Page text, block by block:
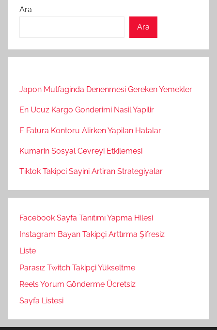
Ara
Ara
Japon Mutfaginda Denenmesi Gereken Yemekler
En Ucuz Kargo Gonderimi Nasil Yapilir
E Fatura Kontoru Alirken Yapilan Hatalar
Kumarin Sosyal Cevreyi Etkilemesi
Tiktok Takipci Sayini Artiran Strategiyalar
Facebook Sayfa Tanıtımı Yapma Hilesi
Instagram Bayan Takipçi Arttırma Şifresiz
Liste
Parasız Twitch Takipçi Yükseltme
Reels Yorum Gönderme Ücretsiz
Sayfa Listesi